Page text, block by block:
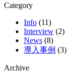
Category
Info (11)
Interview (2)
News (8)
導入事例 (3)
Archive